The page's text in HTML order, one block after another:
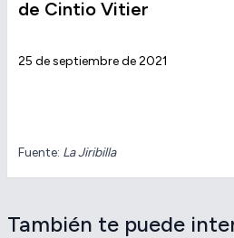
de Cintio Vitier
25 de septiembre de 2021
Fuente: La Jiribilla
También te puede